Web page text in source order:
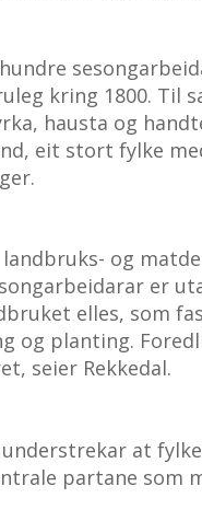
kring 1800. Til
hausta og
eit stort fylke
og
er
elles, som
og planting.
seier Rekkedal.
at
partane som